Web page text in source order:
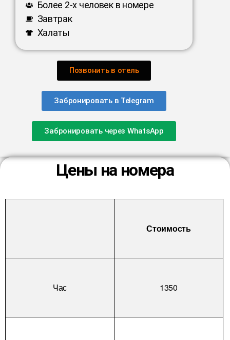
Более 2-х человек в номере
Завтрак
Халаты
Позвонить в отель
Забронировать в Telegram
Забронировать через WhatsApp
Цены на номера
Стоимость
Час 1350